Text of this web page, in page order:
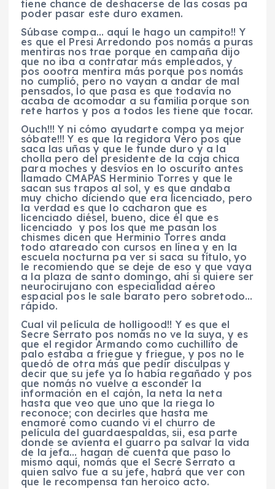
tiene chance de deshacerse de las cosas pa
poder pasar este duro examen.
Súbase compa… aquí le hago un campito!! Y
es que el Presi Arredondo pos nomás a puras
mentiras nos trae porque en campaña dijo
que no iba a contratar más empleados, y
pos oootra mentira más porque pos nomás
no cumplió, pero no vayan a andar de mal
pensados, lo que pasa es que todavía no
acaba de acomodar a su familia porque son
rete hartos y pos a todos les tiene que tocar.
Ouch!!! Y ni cómo ayudarte compa ya mejor
sóbate!!! Y es que la regidora Vero pos que
saca las uñas y que le tunde duro y a la
cholla pero del presidente de la caja chica
para moches y desvíos en lo oscurito antes
llamado CMAPAS Herminio Torres y que le
sacan sus trapos al sol, y es que andaba
muy chicho diciendo que era licenciado, pero
la verdad es que lo cacharon que es
licenciado diésel, bueno, dice él que es
licenciado y pos los que me pasan los
chismes dicen que Herminio Torres anda
todo atareado con cursos en línea y en la
escuela nocturna pa ver si saca su título, yo
le recomiendo que se deje de eso y que vaya
a la plaza de santo domingo, ahí si quiere ser
neurocirujano con especialidad aéreo
espacial pos le sale barato pero sobretodo…
rápido.
Cual vil película de holligood!! Y es que el
Secre Serrato pos nomás no ve la suya, y es
que el regidor Armando como cuchillito de
palo estaba a friegue y friegue, y pos no le
quedó de otra más que pedir disculpas y
decir que su jefe ya lo había regañado y pos
que nomás no vuelve a esconder la
información en el cajón, la neta la neta
hasta que veo que uno que la riega lo
reconoce; con decirles que hasta me
enamoré como cuando vi el churro de
película del guardaespaldas, sii, esa parte
donde se avienta el guarro pa salvar la vida
de la jefa… hagan de cuenta que paso lo
mismo aquí, nomás que el Secre Serrato a
quien salvo fue a su jefe, habrá que ver con
que le recompensa tan heroico acto.